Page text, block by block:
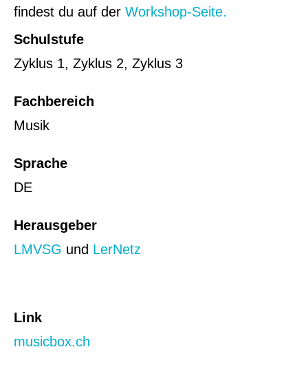
Schulstufe
Zyklus 1, Zyklus 2, Zyklus 3
Fachbereich
Musik
Sprache
DE
Herausgeber
LMVSG und LerNetz
Link
musicbox.ch
findest du auf der Workshop-Seite.